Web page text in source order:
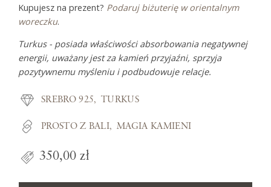
Kupujesz na prezent? Podaruj biżuterię w orientalnym
woreczku.
Turkus - posiada właściwości absorbowania negatywnej
energii, uważany jest za kamień przyjaźni, sprzyja
pozytywnemu myśleniu i podbudowuje relacje.
SREBRO 925 TURKUS
PROSTO Z BALI MAGIA KAMIENI
350,00 zł